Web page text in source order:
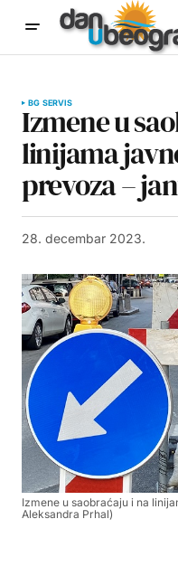
BG SERVIS
Izmene u
linijama
prevoza –
28. decembar 2023.
Izmene u saobraćaju i na
Aleksandra Prhal)